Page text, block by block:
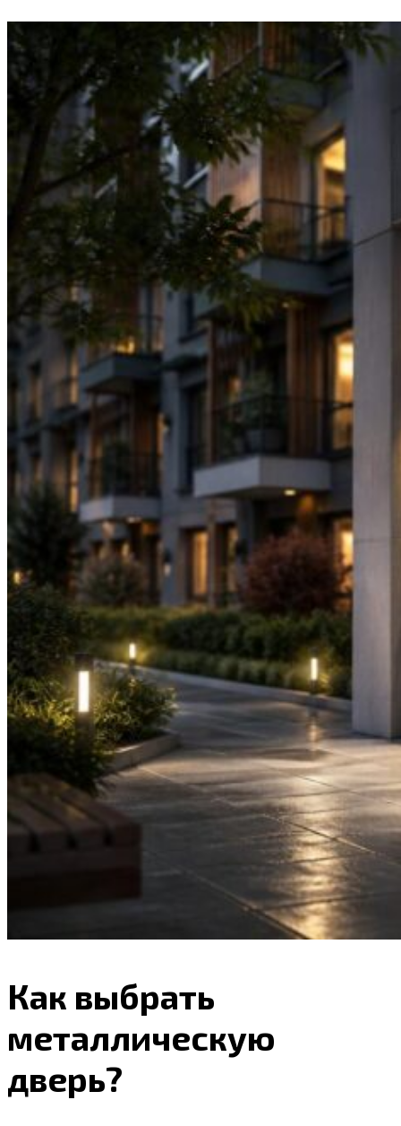
Как выбрать
металлическую
дверь?